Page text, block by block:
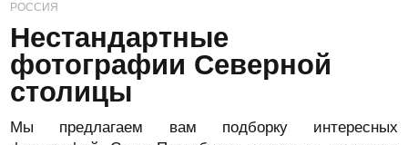
РОССИЯ
Нестандартные
фотографии Северной
столицы
Мы предлагаем вам подборку интересных